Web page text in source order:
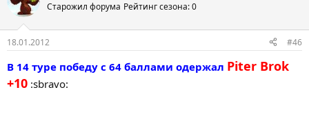
Старожил форума Рейтинг сезона: 0
18.01.2012 #46
В 14 туре победу с 64 баллами одержал Piter Brok
+10 :sbravo: